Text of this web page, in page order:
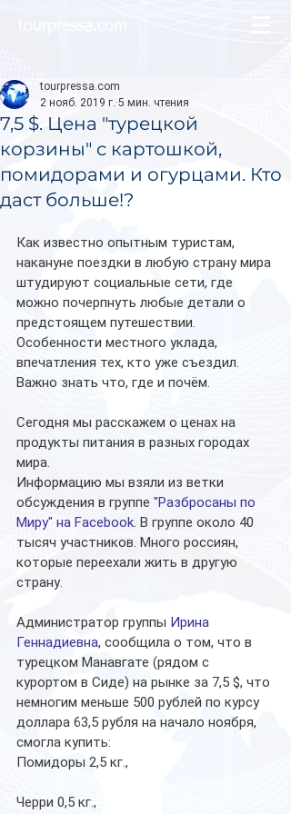
7,5 $. Цена "турецкой
корзины" с картошкой,
помидорами и огурцами. Кто
даст больше!?
tourpressa.com
2 нояб. 2019 г. 5 мин. чтения
Как известно опытным туристам,
накануне поездки в любую страну мира
штудируют социальные сети, где
можно почерпнуть любые детали о
предстоящем путешествии.
Особенности местного уклада,
впечатления тех, кто уже съездил.
Важно знать что, где и почём.
Сегодня мы расскажем о ценах на
продукты питания в разных городах
мира.
Информацию мы взяли из ветки
обсуждения в группе "Разбросаны по
Миру" на Facebook. В группе около 40
тысяч участников. Много россиян,
которые переехали жить в другую
страну.
Администратор группы Ирина
Геннадиевна, сообщила о том, что в
турецком Манавгате (рядом с
курортом в Сиде) на рынке за 7,5 $, что
немногим меньше 500 рублей по курсу
доллара 63,5 рубля на начало ноября,
смогла купить:
Помидоры 2,5 кг.,
Черри 0,5 кг.,